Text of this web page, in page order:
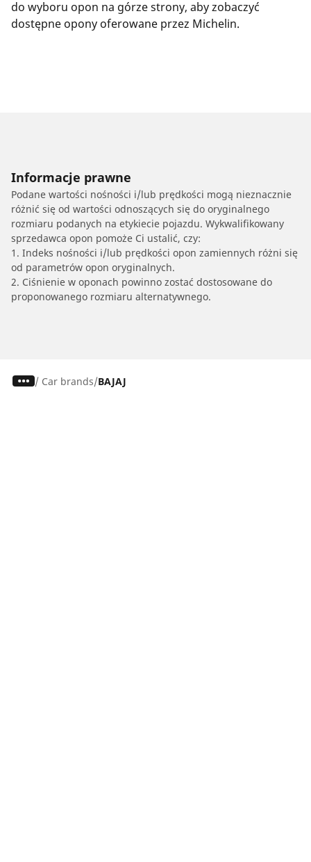
do wyboru opon na górze strony, aby zobaczyć
dostępne opony oferowane przez Michelin.
Informacje prawne
Podane wartości nośności i/lub prędkości mogą nieznacznie
różnić się od wartości odnoszących się do oryginalnego
rozmiaru podanych na etykiecie pojazdu. Wykwalifikowany
sprzedawca opon pomoże Ci ustalić, czy:
1. Indeks nośności i/lub prędkości opon zamiennych różni się
od parametrów opon oryginalnych.
2. Ciśnienie w oponach powinno zostać dostosowane do
proponowanego rozmiaru alternatywnego.
/ Car brands BAJAJ